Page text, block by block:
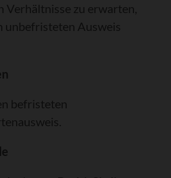
Verhältnisse zu erwarten,
unbefristeten Ausweis
befristeten